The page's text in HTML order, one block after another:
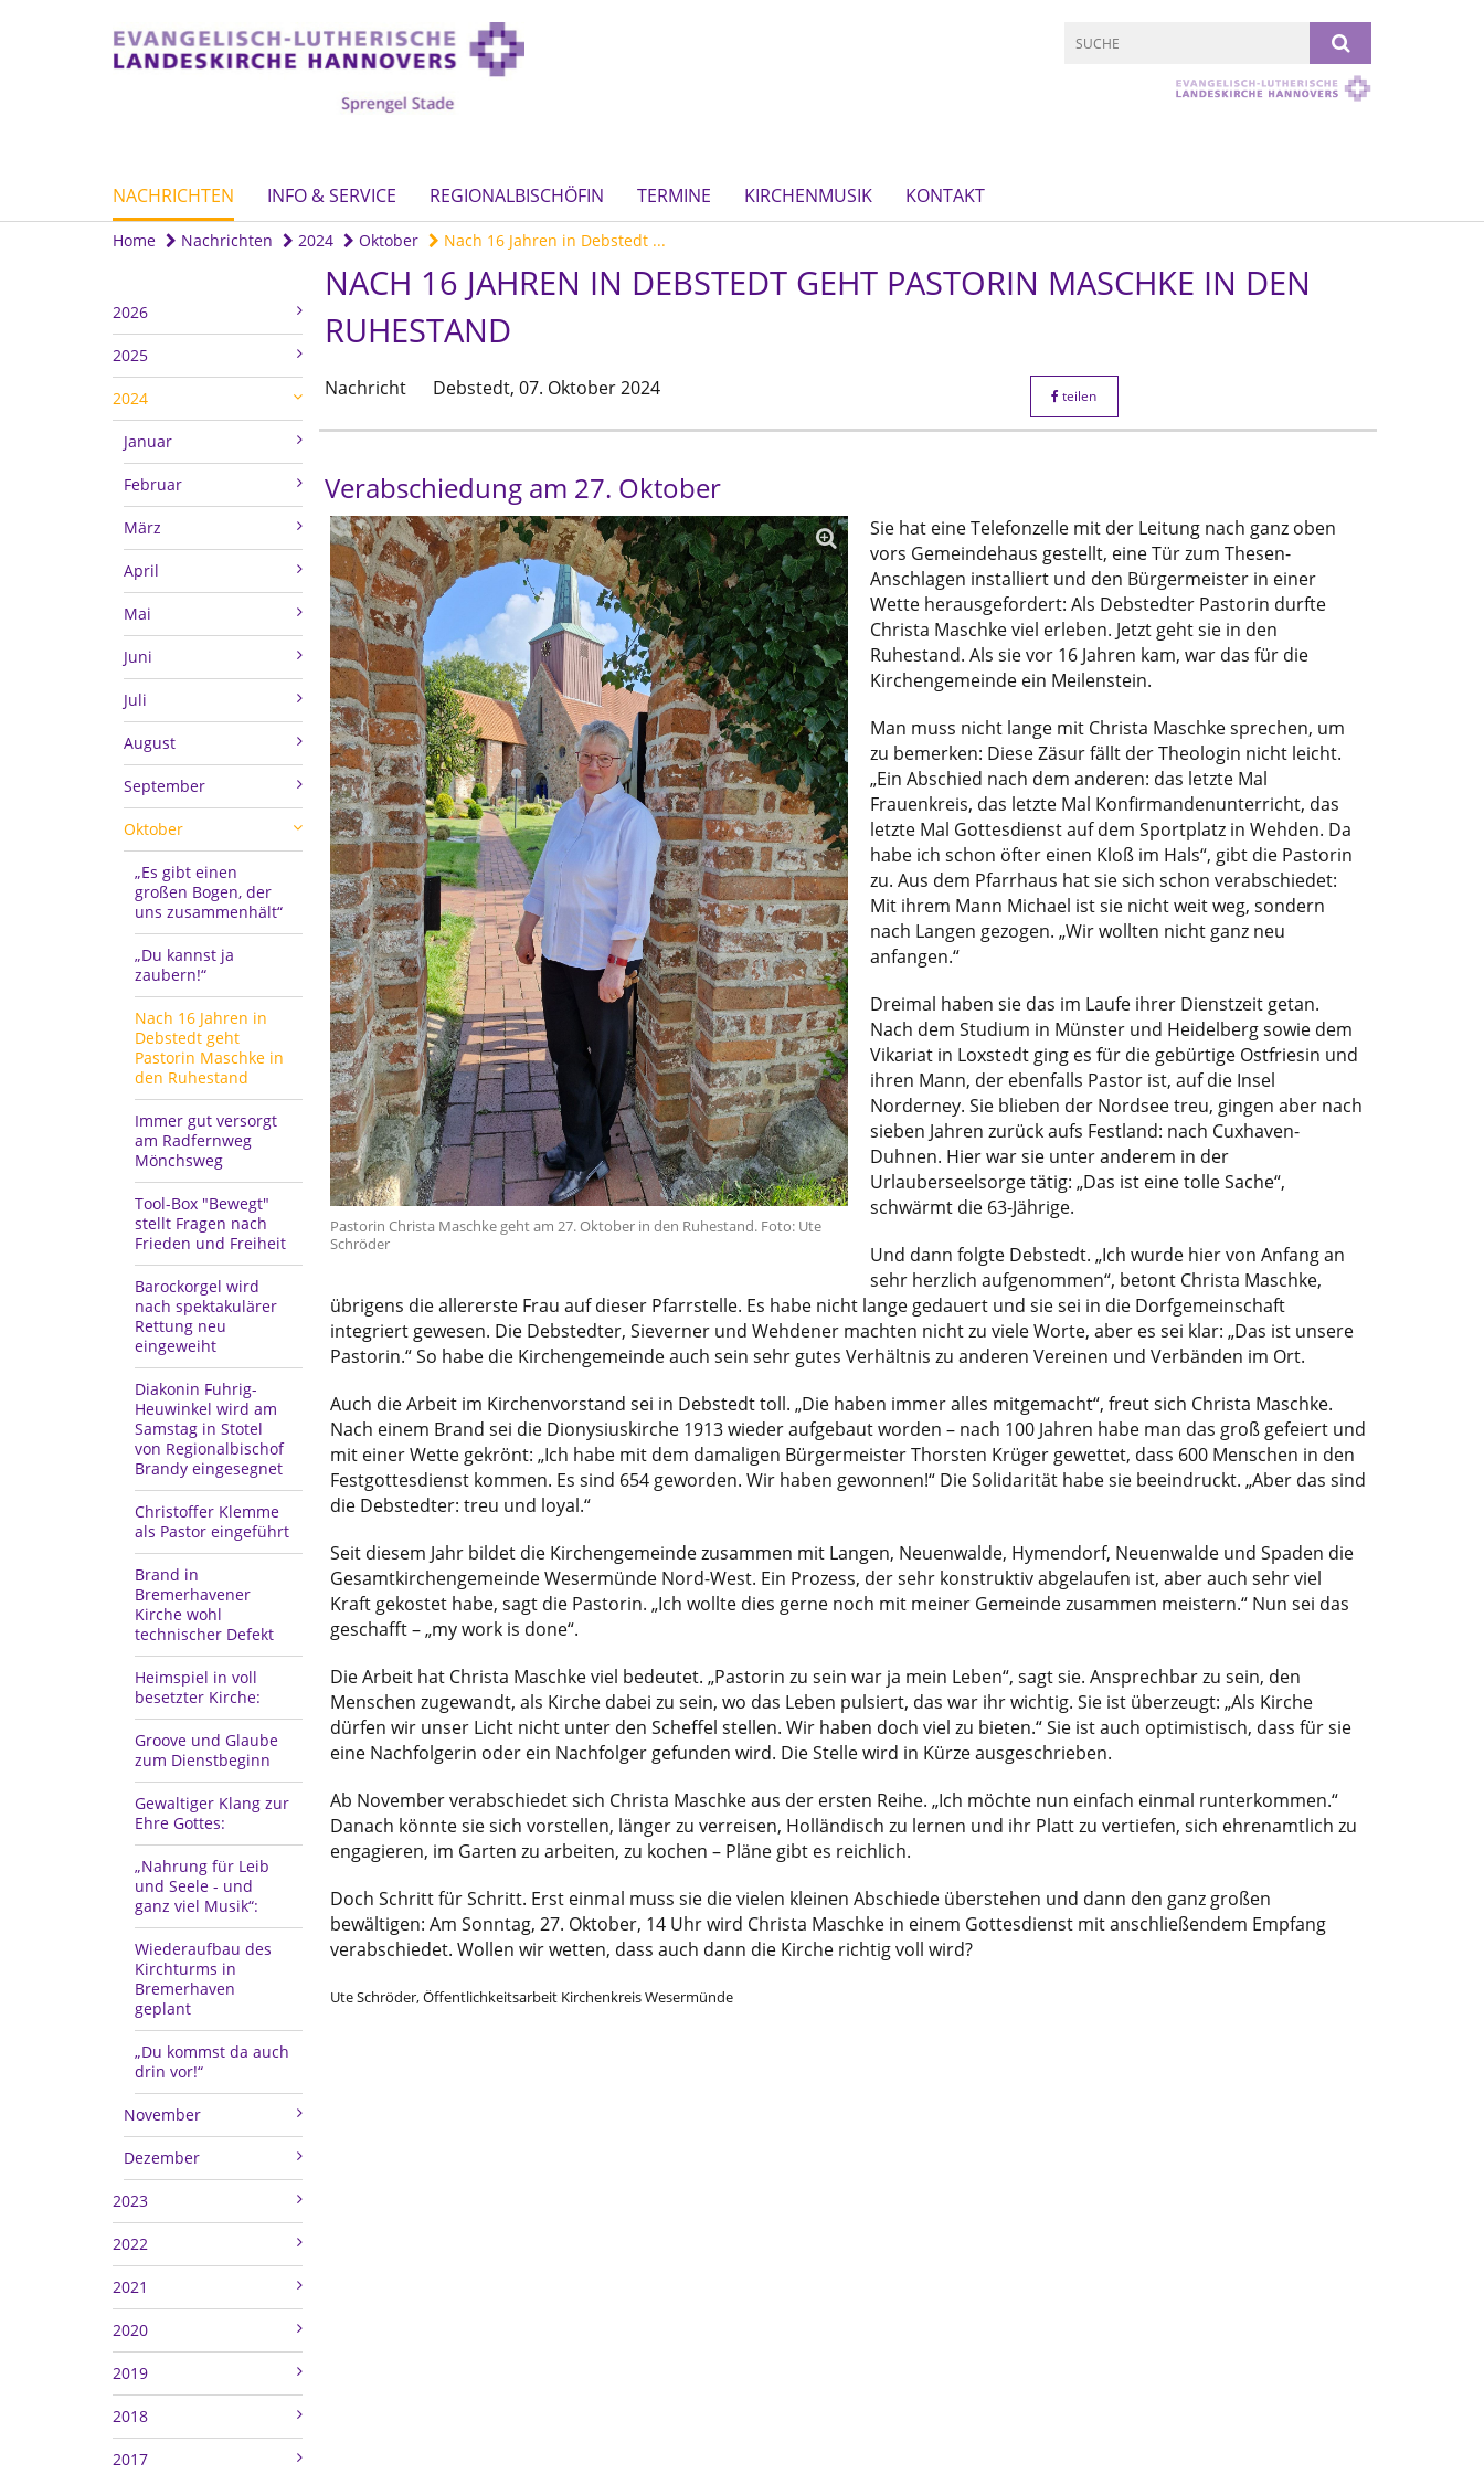
NACHRICHTEN INFO & SERVICE REGIONALBISCHÖFIN TERMINE KIRCHENMUSIK KONTAKT
Home Nachrichten 2024 Oktober Nach 16 Jahren in Debstedt ...
2026
2025
2024
Januar
Februar
März
April
Mai
Juni
Juli
August
September
Oktober
„Es gibt einen
großen Bogen, der
uns zusammenhält“
„Du kannst ja
zaubern!“
Nach 16 Jahren in
Debstedt geht
Pastorin Maschke in
den Ruhestand
Immer gut versorgt
am Radfernweg
Mönchsweg
Tool-Box "Bewegt"
stellt Fragen nach
Frieden und Freiheit
Barockorgel wird
nach spektakulärer
Rettung neu
eingeweiht
Diakonin Fuhrig-
Heuwinkel wird am
Samstag in Stotel
von Regionalbischof
Brandy eingesegnet
Christoffer Klemme
als Pastor eingeführt
Brand in
Bremerhavener
Kirche wohl
technischer Defekt
Heimspiel in voll
besetzter Kirche:
Groove und Glaube
zum Dienstbeginn
Gewaltiger Klang zur
Ehre Gottes:
„Nahrung für Leib
und Seele - und
ganz viel Musik“:
Wiederaufbau des
Kirchturms in
Bremerhaven
geplant
„Du kommst da auch
drin vor!“
November
Dezember
2023
2022
2021
2020
2019
2018
2017
NACH 16 JAHREN IN DEBSTEDT GEHT PASTORIN MASCHKE IN DEN
RUHESTAND
Nachricht Debstedt, 07. Oktober 2024 teilen
Verabschiedung am 27. Oktober
Pastorin Christa Maschke geht am 27. Oktober in den Ruhestand. Foto: Ute
Schröder
Sie hat eine Telefonzelle mit der Leitung nach ganz oben
vors Gemeindehaus gestellt, eine Tür zum Thesen-
Anschlagen installiert und den Bürgermeister in einer
Wette herausgefordert: Als Debstedter Pastorin durfte
Christa Maschke viel erleben. Jetzt geht sie in den
Ruhestand. Als sie vor 16 Jahren kam, war das für die
Kirchengemeinde ein Meilenstein.
Man muss nicht lange mit Christa Maschke sprechen, um
zu bemerken: Diese Zäsur fällt der Theologin nicht leicht.
„Ein Abschied nach dem anderen: das letzte Mal
Frauenkreis, das letzte Mal Konfirmandenunterricht, das
letzte Mal Gottesdienst auf dem Sportplatz in Wehden. Da
habe ich schon öfter einen Kloß im Hals“, gibt die Pastorin
zu. Aus dem Pfarrhaus hat sie sich schon verabschiedet:
Mit ihrem Mann Michael ist sie nicht weit weg, sondern
nach Langen gezogen. „Wir wollten nicht ganz neu
anfangen.“
Dreimal haben sie das im Laufe ihrer Dienstzeit getan.
Nach dem Studium in Münster und Heidelberg sowie dem
Vikariat in Loxstedt ging es für die gebürtige Ostfriesin und
ihren Mann, der ebenfalls Pastor ist, auf die Insel
Norderney. Sie blieben der Nordsee treu, gingen aber nach
sieben Jahren zurück aufs Festland: nach Cuxhaven-
Duhnen. Hier war sie unter anderem in der
Urlauberseelsorge tätig: „Das ist eine tolle Sache“,
schwärmt die 63-Jährige.
Und dann folgte Debstedt. „Ich wurde hier von Anfang an
sehr herzlich aufgenommen“, betont Christa Maschke,
übrigens die allererste Frau auf dieser Pfarrstelle. Es habe nicht lange gedauert und sie sei in die Dorfgemeinschaft
integriert gewesen. Die Debstedter, Sieverner und Wehdener machten nicht zu viele Worte, aber es sei klar: „Das ist unsere
Pastorin.“ So habe die Kirchengemeinde auch sein sehr gutes Verhältnis zu anderen Vereinen und Verbänden im Ort.
Auch die Arbeit im Kirchenvorstand sei in Debstedt toll. „Die haben immer alles mitgemacht“, freut sich Christa Maschke.
Nach einem Brand sei die Dionysiuskirche 1913 wieder aufgebaut worden – nach 100 Jahren habe man das groß gefeiert und
mit einer Wette gekrönt: „Ich habe mit dem damaligen Bürgermeister Thorsten Krüger gewettet, dass 600 Menschen in den
Festgottesdienst kommen. Es sind 654 geworden. Wir haben gewonnen!“ Die Solidarität habe sie beeindruckt. „Aber das sind
die Debstedter: treu und loyal.“
Seit diesem Jahr bildet die Kirchengemeinde zusammen mit Langen, Neuenwalde, Hymendorf, Neuenwalde und Spaden die
Gesamtkirchengemeinde Wesermünde Nord-West. Ein Prozess, der sehr konstruktiv abgelaufen ist, aber auch sehr viel
Kraft gekostet habe, sagt die Pastorin. „Ich wollte dies gerne noch mit meiner Gemeinde zusammen meistern.“ Nun sei das
geschafft – „my work is done“.
Die Arbeit hat Christa Maschke viel bedeutet. „Pastorin zu sein war ja mein Leben“, sagt sie. Ansprechbar zu sein, den
Menschen zugewandt, als Kirche dabei zu sein, wo das Leben pulsiert, das war ihr wichtig. Sie ist überzeugt: „Als Kirche
dürfen wir unser Licht nicht unter den Scheffel stellen. Wir haben doch viel zu bieten.“ Sie ist auch optimistisch, dass für sie
eine Nachfolgerin oder ein Nachfolger gefunden wird. Die Stelle wird in Kürze ausgeschrieben.
Ab November verabschiedet sich Christa Maschke aus der ersten Reihe. „Ich möchte nun einfach einmal runterkommen.“
Danach könnte sie sich vorstellen, länger zu verreisen, Holländisch zu lernen und ihr Platt zu vertiefen, sich ehrenamtlich zu
engagieren, im Garten zu arbeiten, zu kochen – Pläne gibt es reichlich.
Doch Schritt für Schritt. Erst einmal muss sie die vielen kleinen Abschiede überstehen und dann den ganz großen
bewältigen: Am Sonntag, 27. Oktober, 14 Uhr wird Christa Maschke in einem Gottesdienst mit anschließendem Empfang
verabschiedet. Wollen wir wetten, dass auch dann die Kirche richtig voll wird?
Ute Schröder, Öffentlichkeitsarbeit Kirchenkreis Wesermünde